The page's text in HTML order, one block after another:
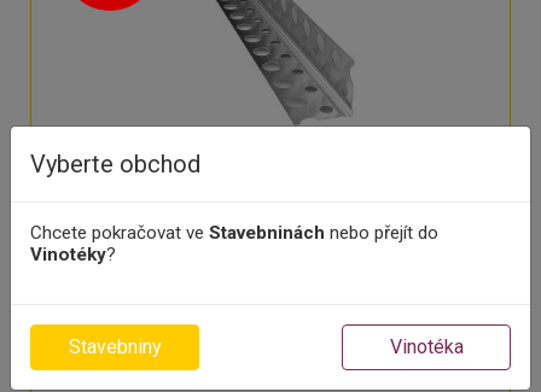
Vyberte obchod
Chcete pokračovat ve Stavebninách nebo přejít do
Vinotéky?
Stavebniny Vinotéka